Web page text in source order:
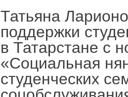
Татьяна
поддержки
в Татарстане с
«Социальная
студенческих